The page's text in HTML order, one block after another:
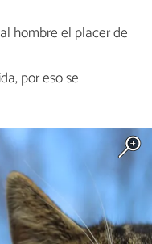
hombre el placer de
por eso se